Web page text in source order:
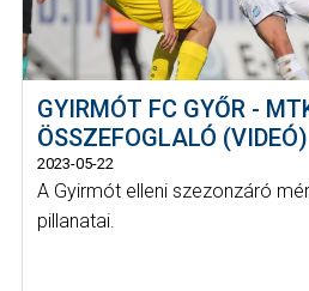
GYIRMÓT FC GYŐR -
ÖSSZEFOGLALÓ (VIDEÓ)
2023-05-22
A Gyirmót elleni szezonzáró
pillanatai.